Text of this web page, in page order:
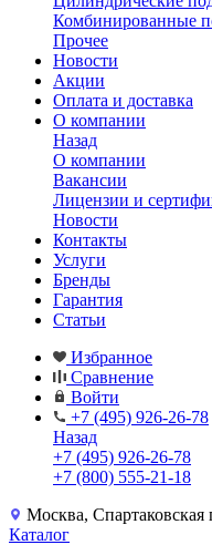
Комбинированные
Прочее
Новости
Акции
Оплата и доставка
О компании
Назад
О компании
Вакансии
Лицензии и
Новости
Контакты
Услуги
Бренды
Гарантия
Статьи
Избранное
Сравнение
Войти
+7 (495) 926-26-78
Назад
+7 (495) 926-26-78
+7 (800) 555-21-18
Москва, Спартаковская
Каталог